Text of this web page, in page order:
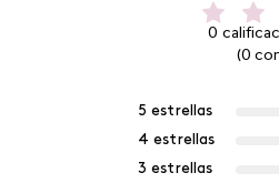
0
(0
5 estrellas
4 estrellas
3 estrellas